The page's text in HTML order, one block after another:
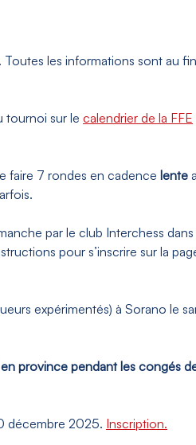
les informations sont au
tournoi sur le calendrier de la FFE
faire 7 rondes en cadence lente
par le club Interchess
pour s’inscrire sur la
expérimentés) à Sorano le
province pendant les congés
décembre 2025. Inscription.